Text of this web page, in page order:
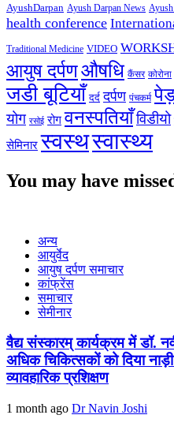
AyushDarpan Ayush Darpan News
health conference
Traditional Medicine VIDEO
आयुष दर्पणऔषधि कैंसर कोरोना
जडी बूटियाँ दर्द दर्पण पंचकर्म
योग रसोई रोग वनस्पतियाँविडीयो
सेमिनार स्वस्थस्वास्थ्य
You may have
अन्य
आयुर्वेद
आयुष दर्पण समाचार
कांफ्रेंस
समाचार
सेमीनार
वैद्य संस्कारम् कार्यक्रम में डॉ.
अधिक चिकित्सकों को दिया नाड़ी
व्यावहारिक प्रशिक्षण
1 month ago Dr Navin Joshi